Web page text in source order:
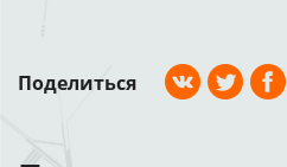
Поделиться